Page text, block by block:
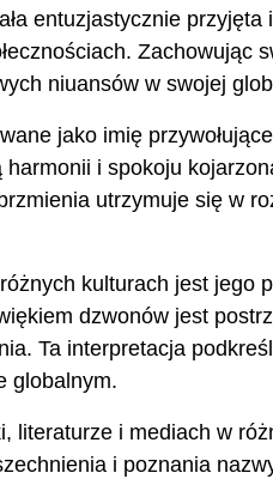
entuzjastycznie przyjęta
Zachowując
niuansów w swojej
jako imię
i spokoju
utrzymuje się w
kulturach jest jego
dzwonów jest
Ta interpretacja
globalnym.
literaturze i mediach w
i poznania